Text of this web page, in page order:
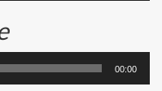
00:00